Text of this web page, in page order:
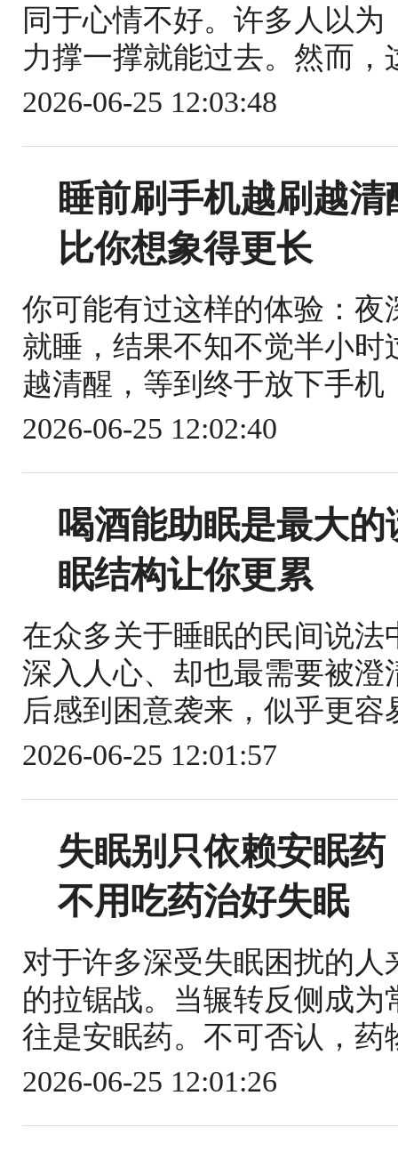
同于心情不好。许多人以
力撑一撑就能过去。然而
2026-06-25 12:03:48
睡前刷手机越刷越
比你想象得更长
你可能有过这样的体验：
就睡，结果不知不觉半小
越清醒，等到终于放下手
2026-06-25 12:02:40
喝酒能助眠是最大
眠结构让你更累
在众多关于睡眠的民间说
深入人心、却也最需要被
后感到困意袭来，似乎更
2026-06-25 12:01:57
失眠别只依赖安眠
不用吃药治好失眠
对于许多深受失眠困扰的
的拉锯战。当辗转反侧成
往是安眠药。不可否认，
2026-06-25 12:01:26